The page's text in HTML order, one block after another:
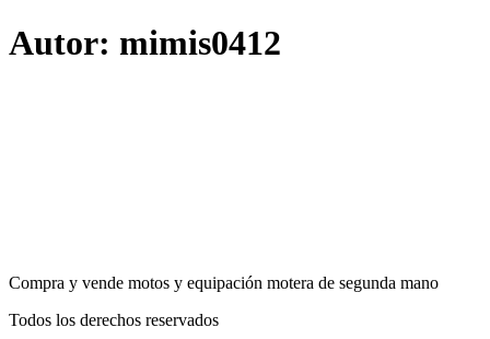
Autor: mimis0412
Compra y vende motos y equipación motera de segunda mano
Todos los derechos reservados